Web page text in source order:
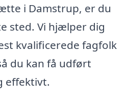
i Damstrup, er du
sted. Vi hjælper dig
kvalificerede fagfolk
du kan få udført
effektivt.